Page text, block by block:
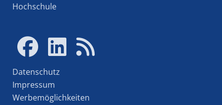
Hochschule
Datenschutz
Impressum
Werbemöglichkeiten